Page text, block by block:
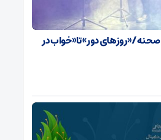
صحنه/ «روزهای دور» تا «خواب در